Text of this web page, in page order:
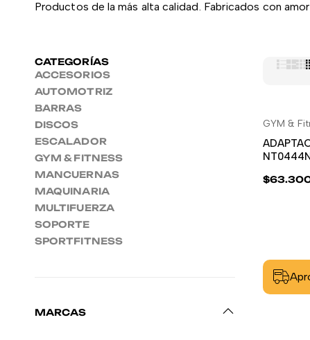
Productos de la más alta calidad. Fabricados con
CATEGORÍAS
ACCESORIOS
AUTOMOTRIZ
BARRAS
DISCOS
ESCALADOR
GYM & FITNESS
MANCUERNAS
MAQUINARIA
MULTIFUERZA
SOPORTE
SPORTFITNESS
MARCAS
GYM &
$